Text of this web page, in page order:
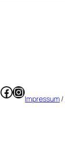
Facebook
Instagram
Impressum /